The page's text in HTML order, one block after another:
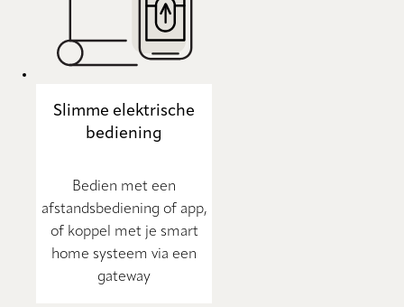
Slimme elektrische
bediening
Bedien met een
afstandsbediening of app,
of koppel met je smart
home systeem via een
gateway